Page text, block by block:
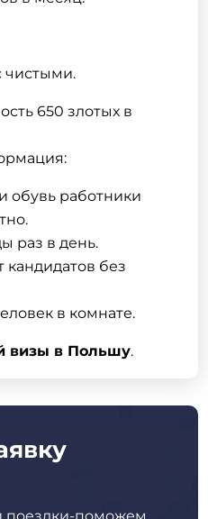
чистыми.
650 злотых в
обувь работники
раз в день.
кандидатов без
в комнате.
визы в Польшу.